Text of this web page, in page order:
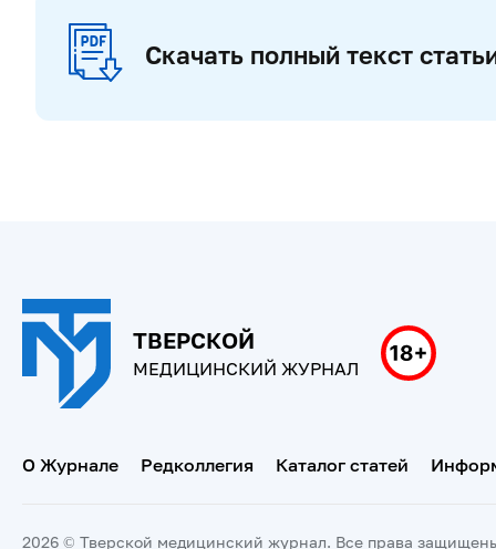
Скачать полный текст
ТВЕРСКОЙ
МЕДИЦИНСКИЙ ЖУРНАЛ
О Журнале Редколлегия Каталог статей
2026 © Тверской медицинский журнал. Все права